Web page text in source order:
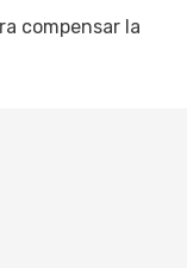
compensar la